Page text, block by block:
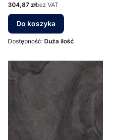
Cena
304,87 złbez VAT
Do koszyka
Dostępność: Duża ilość